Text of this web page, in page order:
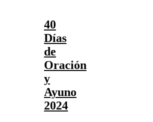
40
Días
de
Oración
y
Ayuno
2024